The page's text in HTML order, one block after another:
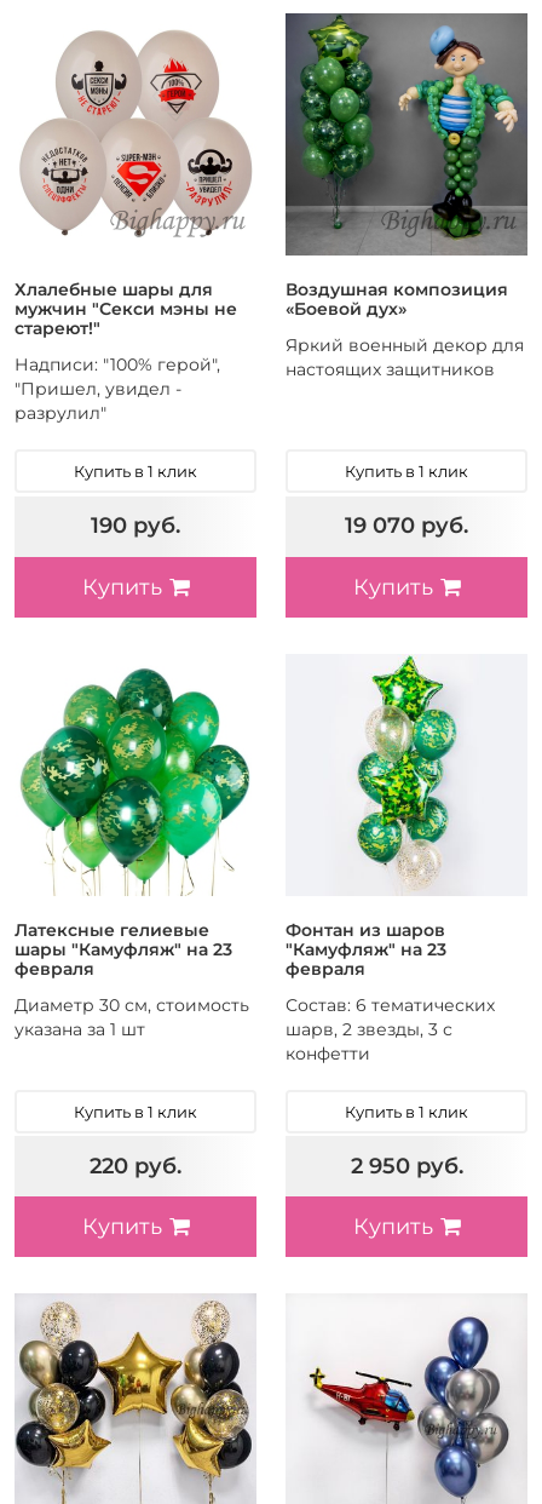
Хлалебные шары для
мужчин "Секси мэны не
стареют!"
Надписи: "100% герой",
"Пришел, увидел -
разрулил"
Купить в 1 клик
190 руб.
Купить
Воздушная композиция
«Боевой дух»
Яркий военный декор для
настоящих защитников
Купить в 1 клик
19 070 руб.
Купить
Латексные гелиевые
шары "Камуфляж" на 23
февраля
Диаметр 30 см, стоимость
указана за 1 шт
Купить в 1 клик
220 руб.
Купить
Фонтан из шаров
"Камуфляж" на 23
февраля
Состав: 6 тематических
шарв, 2 звезды, 3 с
конфетти
Купить в 1 клик
2 950 руб.
Купить